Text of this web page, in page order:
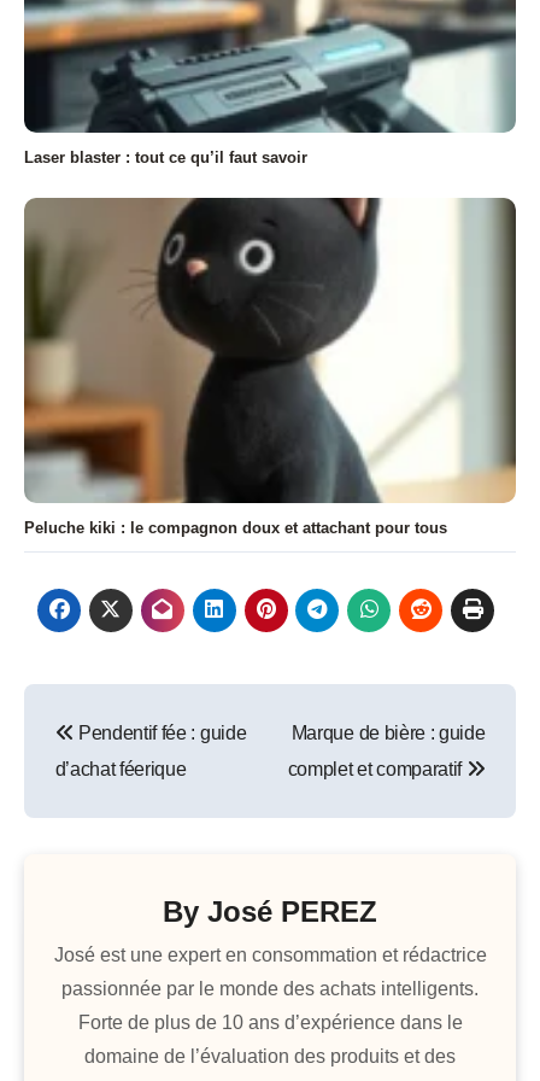
Laser blaster : tout ce qu’il faut savoir
Peluche kiki : le compagnon doux et attachant pour tous
de
l’article
Pendentif fée : guide
d’achat féerique
Marque de bière : guide
complet et comparatif
By José PEREZ
José est une expert en consommation et rédactrice
passionnée par le monde des achats intelligents.
Forte de plus de 10 ans d’expérience dans le
domaine de l’évaluation des produits et des